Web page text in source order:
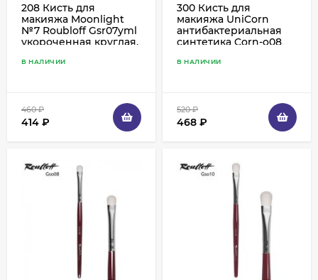
208 Кисть для
макияжа Moonlight
№7 Roubloff Gsr07yml
укороченная круглая,
В НАЛИЧИИ
460₽
414 ₽
300 Кисть для
макияжа UniCorn
антибактериальная
синтетика Corn-o08
ручка изумрудная
В НАЛИЧИИ
520₽
468 ₽